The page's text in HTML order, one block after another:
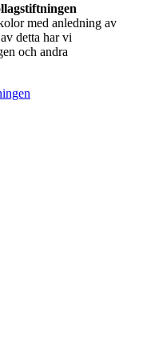
med anledning av
detta har vi
och andra